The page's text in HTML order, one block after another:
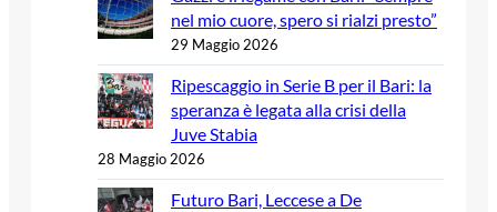
nel mio cuore, spero si rialzi presto”
29 Maggio 2026
Ripescaggio in Serie B per il Bari: la
speranza è legata alla crisi della
Juve Stabia
28 Maggio 2026
Futuro Bari, Leccese a De